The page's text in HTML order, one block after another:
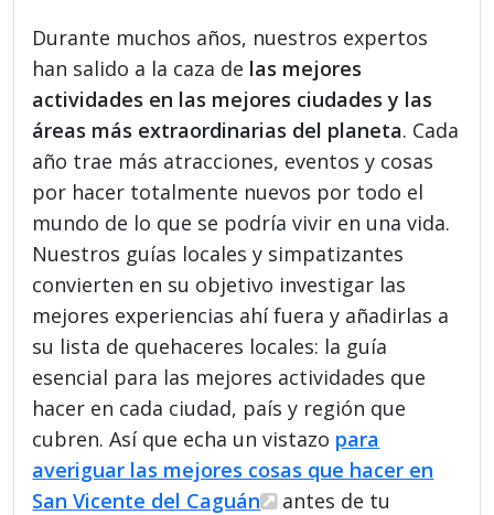
Durante muchos años, nuestros expertos
han salido a la caza de las mejores
actividades en las mejores ciudades y las
áreas más extraordinarias del planeta. Cada
año trae más atracciones, eventos y cosas
por hacer totalmente nuevos por todo el
mundo de lo que se podría vivir en una vida.
Nuestros guías locales y simpatizantes
convierten en su objetivo investigar las
mejores experiencias ahí fuera y añadirlas a
su lista de quehaceres locales: la guía
esencial para las mejores actividades que
hacer en cada ciudad, país y región que
cubren. Así que echa un vistazo para
averiguar las mejores cosas que hacer en
San Vicente del Caguán
antes de tu